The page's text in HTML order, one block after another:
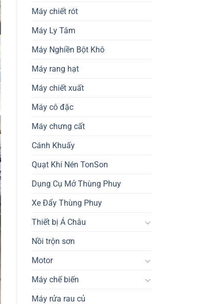
Máy chiết rót
Máy Ly Tâm
Máy Nghiền Bột Khô
Máy rang hạt
Máy chiết xuất
Máy cô đặc
Máy chưng cất
Cánh Khuấy
Quạt Khí Nén TonSon
Dụng Cụ Mở Thùng Phuy
Xe Đẩy Thùng Phuy
Thiết bị Á Châu
Nồi trộn sơn
Motor
Máy chế biến
Máy rửa rau củ